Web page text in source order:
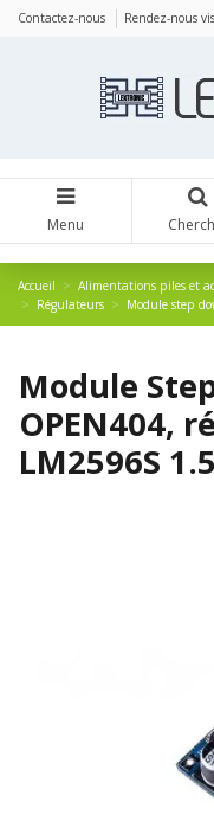
Contactez-nous Rendez-nous
Menu
Accueil Alimentations piles et
Régulateurs
Module step
Module
OPEN404,
LM2596S
Panneau de gestion des cookies